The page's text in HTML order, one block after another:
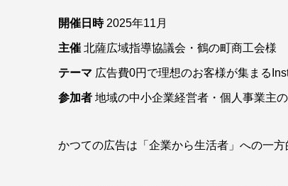
開催日時2025年11月
主催 北薩広域指導協議会・鶴の町商工会様
テーマ 広告費0円で理想のお客様が集まる
参加者 地域の中小企業経営者・個人事業主
かつての広告は「企業から生活者」への一方